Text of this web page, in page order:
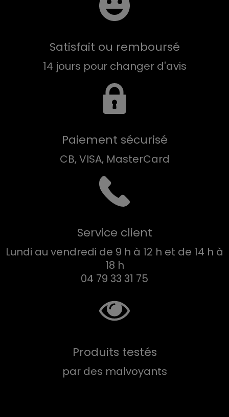
Satisfait ou remboursé
14 jours pour changer d'avis
Paiement sécurisé
CB, VISA, MasterCard
Service client
Lundi au vendredi de 9 h à 12 h et de 14 h à
18 h
04 79 33 31 75
Produits testés
par des malvoyants